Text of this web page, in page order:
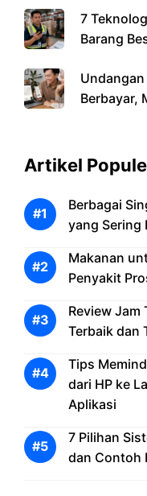
7
Barang
Berbayar,
Artikel
Berbagai
yang Sering
Makanan
Penyakit
Review Jam
Terbaik dan
Tips
dari HP ke
Aplikasi
7 Pilihan
dan Contoh